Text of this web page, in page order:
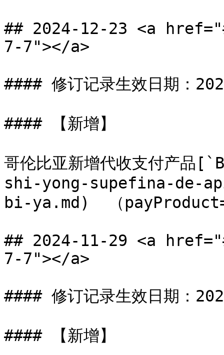
## 2024-12-23 <a
7-7"></a>
#### 修订记录生效日期：
#### 【新增】
哥伦比亚新增代收支付产
shi-yong-supefina-de-
bi-ya.md)  （
## 2024-11-29 <a
7-7"></a>
#### 修订记录生效日期：
#### 【新增】